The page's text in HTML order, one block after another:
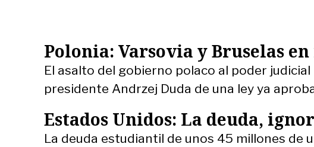
Polonia: Varsovia y Bruselas
El asalto del gobierno polaco al poder
presidente Andrzej Duda de una ley ya
Estados Unidos: La deuda,
La deuda estudiantil de unos 45 millones de